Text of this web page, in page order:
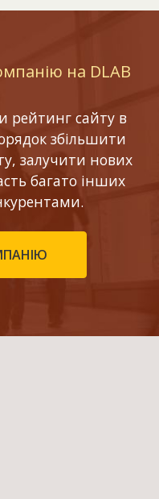
на DLAB
рейтинг сайту в
збільшити
залучити нових
багато інших